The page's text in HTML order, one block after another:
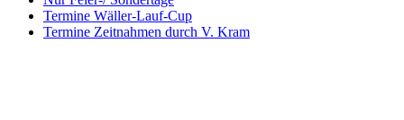
Termine Wäller-Lauf-Cup
Termine Zeitnahmen durch V. Kram